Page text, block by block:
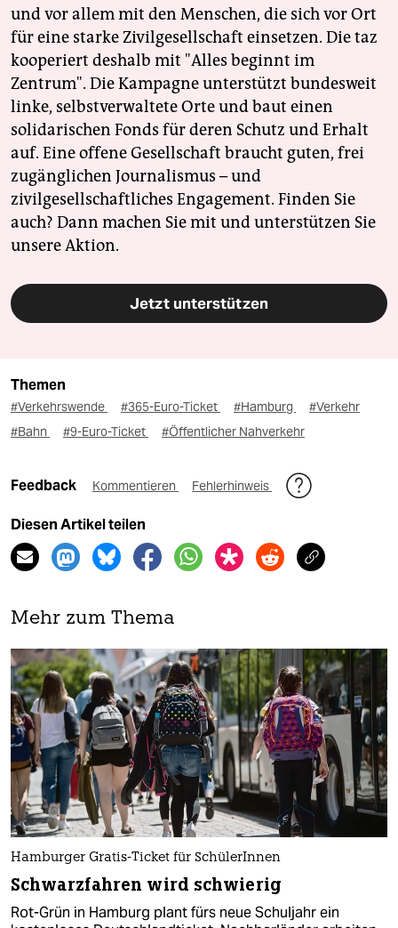
und vor allem mit den Menschen, die sich vor Ort
für eine starke Zivilgesellschaft einsetzen. Die taz
kooperiert deshalb mit "Alles beginnt im
Zentrum". Die Kampagne unterstützt bundesweit
linke, selbstverwaltete Orte und baut einen
solidarischen Fonds für deren Schutz und Erhalt
auf. Eine offene Gesellschaft braucht guten, frei
zugänglichen Journalismus – und
zivilgesellschaftliches Engagement. Finden Sie
auch? Dann machen Sie mit und unterstützen Sie
unsere Aktion.
Jetzt unterstützen
Themen
#Verkehrswende #365-Euro-Ticket #Hamburg
#Verkehr
#Bahn
#9-Euro-Ticket #Öffentlicher Nahverkehr
Feedback Kommentieren Fehlerhinweis
Diesen Artikel teilen
Mehr zum Thema
Hamburger Gratis-Ticket für SchülerInnen
Schwarzfahren wird schwierig
Rot-Grün in Hamburg plant fürs neue Schuljahr ein